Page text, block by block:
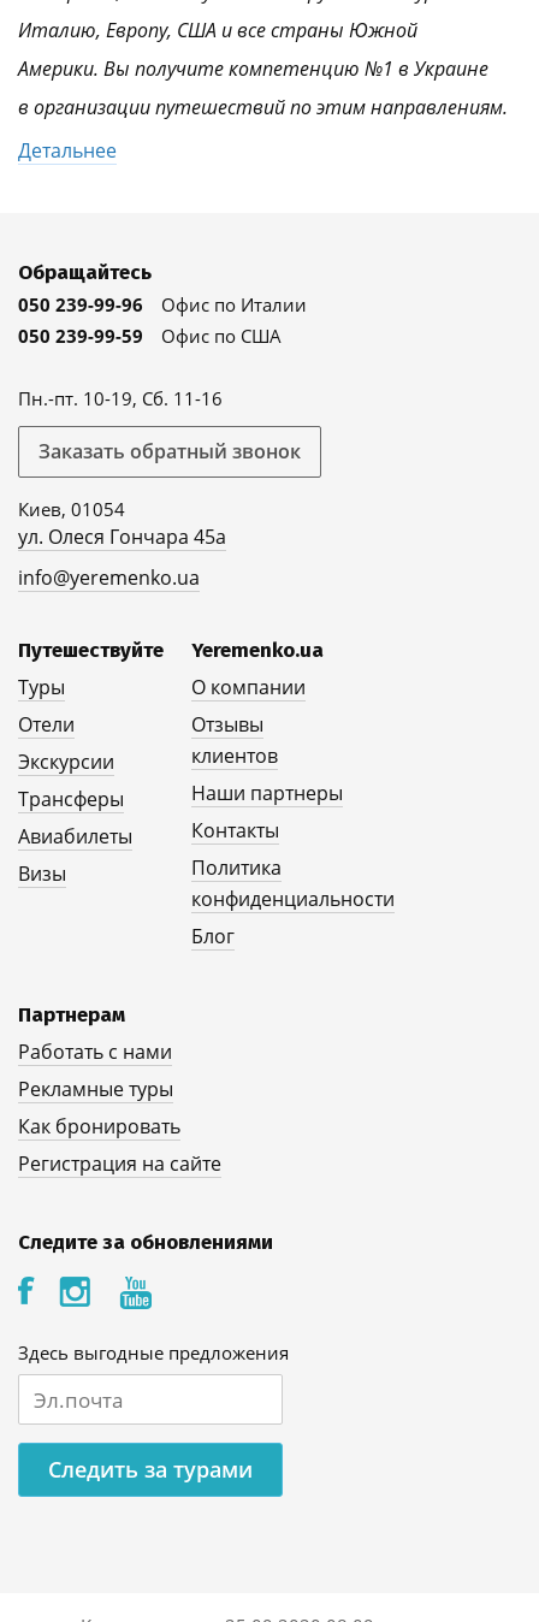
Италию, Европу, США и все страны Южной
Америки. Вы получите компетенцию №1 в Украине
в организации путешествий по этим направлениям.
Детальнее
Обращайтесь
050 239-99-96
Офис по Италии
050 239-99-59
Офис по США
Пн.-пт. 10-19, Сб. 11-16
Заказать обратный звонок
Киев, 01054
ул. Олеся Гончара 45а
info@yeremenko.ua
Путешествуйте
Туры
Отели
Экскурсии
Трансферы
Авиабилеты
Визы
Yeremenko.ua
О компании
Отзывы
клиентов
Наши партнеры
Контакты
Политика
конфиденциальности
Блог
Партнерам
Работать с нами
Рекламные туры
Как бронировать
Регистрация на сайте
Следите за обновлениями
Здесь выгодные предложения
Следить за турами